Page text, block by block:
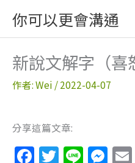
主
你可以更會溝通
新說文解字（喜
作者:Wei /2022-04-07
分享這篇文章:
F T Li M